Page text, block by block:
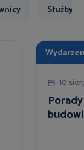
Służby
10